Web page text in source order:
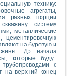
технику:
агрегаты,
разных порций
систему
металлические
цементировочную
на буровую и
До начала
которые будут
с
на верхний конец